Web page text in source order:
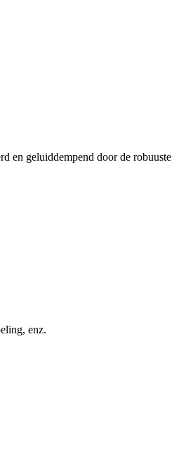
en geluiddempend door de robuuste
enz.